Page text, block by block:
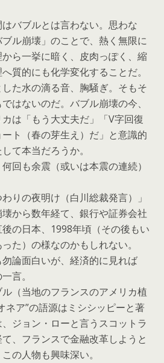
バブルとは言わない。思わな
ル崩壊」のことで、熱く無限に
ら一挙に暗く、皮肉っぽく、縮
質的にも化学変化することだ。
た水の滴る音、胸騒ぎ。そもそ
はないのだ。バブル崩壊の今、
は「もう大丈夫だ」「V字回復
ト（春の芽生え）だ」と意識的
て本当だろうか。
回も余震（或いは本震の連続）
りの夜明け（白川総裁発言）」
から数年経て、銀行や証券会社
の日本、1998年頃（その後もい
た）の様なのかもしれない。
論面白いが、経済的に見れば
言。
（当地のフランスのアメリカ植
ネア”の語源はミシシッピーと著
ジョン・ローと言うスコットラ
、フランスで金融改革しようと
の人物も興味深い。